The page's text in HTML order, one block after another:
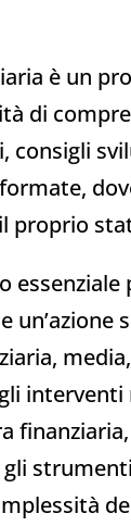
è un
di
proprio